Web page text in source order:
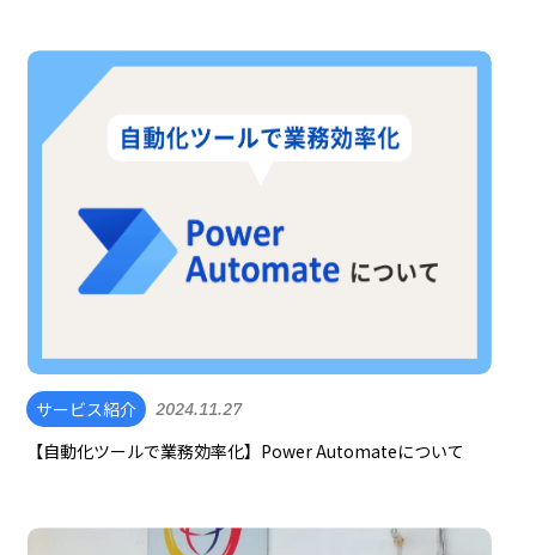
サービス紹介 2024.11.27
【自動化ツールで業務効率化】Power Automateについて